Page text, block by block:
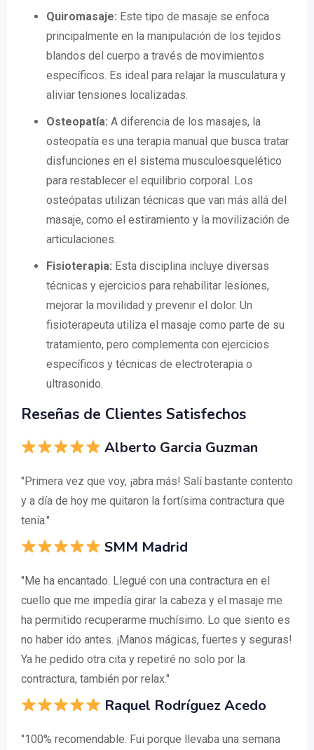
Quiromasaje: Este tipo de masaje se enfoca
principalmente en la manipulación de los tejidos
blandos del cuerpo a través de movimientos
específicos. Es ideal para relajar la musculatura y
aliviar tensiones localizadas.
Osteopatía: A diferencia de los masajes, la
osteopatía es una terapia manual que busca tratar
disfunciones en el sistema musculoesquelético
para restablecer el equilibrio corporal. Los
osteópatas utilizan técnicas que van más allá del
masaje, como el estiramiento y la movilización de
articulaciones.
Fisioterapia: Esta disciplina incluye diversas
técnicas y ejercicios para rehabilitar lesiones,
mejorar la movilidad y prevenir el dolor. Un
fisioterapeuta utiliza el masaje como parte de su
tratamiento, pero complementa con ejercicios
específicos y técnicas de electroterapia o
ultrasonido.
Reseñas de Clientes Satisfechos
Alberto Garcia Guzman
"Primera vez que voy, ¡abra más! Salí bastante contento
y a día de hoy me quitaron la fortísima contractura que
tenía."
SMM Madrid
"Me ha encantado. Llegué con una contractura en el
cuello que me impedía girar la cabeza y el masaje me
ha permitido recuperarme muchísimo. Lo que siento es
no haber ido antes. ¡Manos mágicas, fuertes y seguras!
Ya he pedido otra cita y repetiré no solo por la
contractura, también por relax."
Raquel Rodríguez Acedo
"100% recomendable. Fui porque llevaba una semana